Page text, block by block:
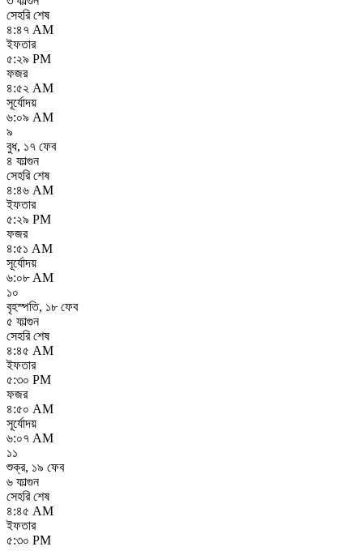
সেহরি শেষ
৪:৪৭ AM
ইফতার
৫:২৯ PM
ফজর
৪:৫২ AM
সূর্যোদয়
৬:০৯ AM
৯
বুধ, ১৭ ফেব
৪ ফাল্গুন
সেহরি শেষ
৪:৪৬ AM
ইফতার
৫:২৯ PM
ফজর
৪:৫১ AM
সূর্যোদয়
৬:০৮ AM
১০
বৃহস্পতি, ১৮ ফেব
৫ ফাল্গুন
সেহরি শেষ
৪:৪৫ AM
ইফতার
৫:৩০ PM
ফজর
৪:৫০ AM
সূর্যোদয়
৬:০৭ AM
১১
শুক্র, ১৯ ফেব
৬ ফাল্গুন
সেহরি শেষ
৪:৪৫ AM
ইফতার
৫:৩০ PM